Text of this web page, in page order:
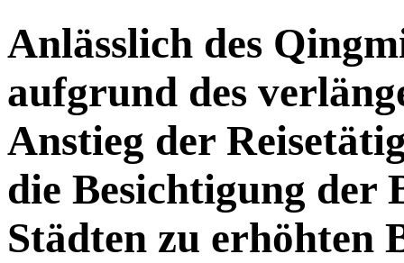
Anlässlich des
aufgrund des
Anstieg der
die Besichtigung der
Städten zu erhöhten